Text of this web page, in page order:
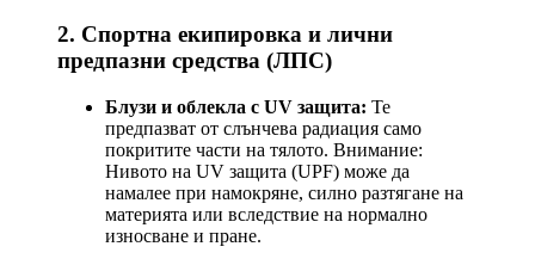
2. Спортна екипировка и лични
предпазни средства (ЛПС)
Блузи и облекла с UV защита: Те
предпазват от слънчева радиация само
покритите части на тялото. Внимание:
Нивото на UV защита (UPF) може да
намалее при намокряне, силно разтягане на
материята или вследствие на нормално
износване и пране.